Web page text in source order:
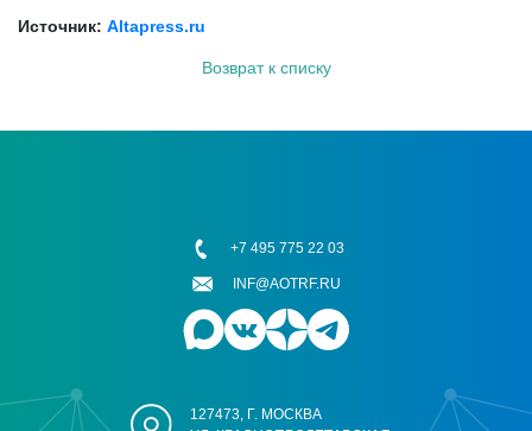
Источник: Altapress.ru
Возврат к списку
127473, Г. МОСКВА
+7 495 775 22 03
INF@AOTRF.RU